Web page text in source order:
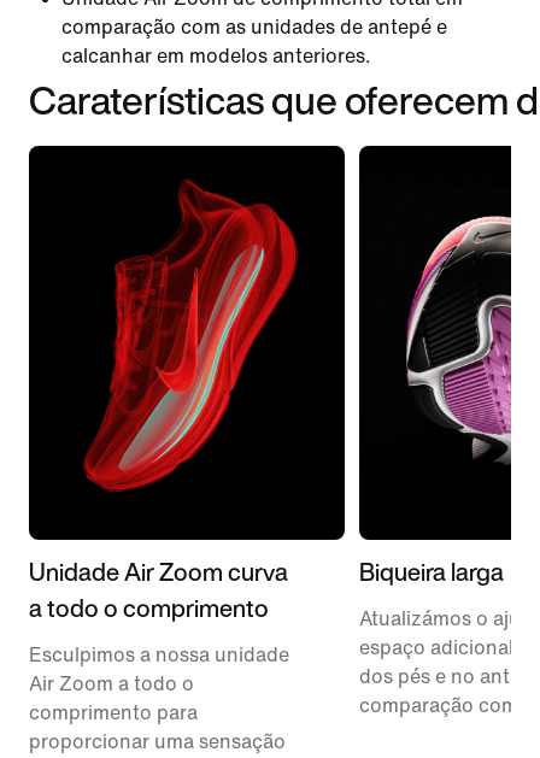
comparação com as unidades de antepé e
calcanhar em modelos anteriores.
Caraterísticas que oferecem
Unidade Air Zoom curva
a todo o comprimento
Esculpimos a nossa unidade
Air Zoom a todo o
comprimento para
proporcionar uma sensação
Biqueira larga
Atualizámos o
espaço adicional
dos pés e no
comparação com